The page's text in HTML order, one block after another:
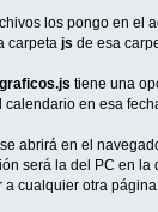
los pongo en el
carpeta js de esa
graficos.js tiene una
calendario en esa
abrirá en el
será la del PC en
a cualquier otra